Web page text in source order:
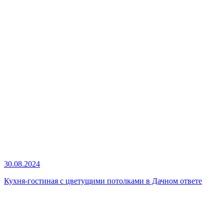
30.08.2024
Кухня-гостиная с цветущими потолками в Дачном ответе